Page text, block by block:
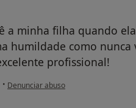
a minha filha quando
humildade como
profissional!
• na opinião do utilizador anônimo
Denunciar abuso